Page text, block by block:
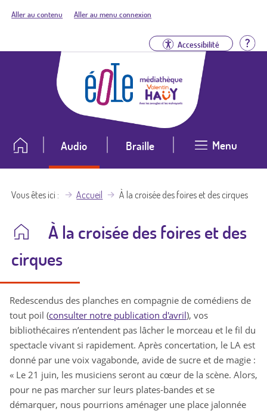
Aller au contenu Aller au menu connexion
Accessibilité
Audio Braille Menu
Vous êtes ici Accueil À la croisée des foires et des cirques
À la croisée des foires et des
cirques
Redescendus des planches en compagnie de comédiens de
tout poil (consulter notre publication d'avril), vos
bibliothécaires n’entendent pas lâcher le morceau et le fil du
spectacle vivant si rapidement. Après concertation, le LA est
donné par une voix vagabonde, avide de sucre et de magie :
« Le 21 juin, les musiciens seront au cœur de la scène. Alors,
pour ne pas marcher sur leurs plates-bandes et se
démarquer, nous pourrions aménager une place jalonnée